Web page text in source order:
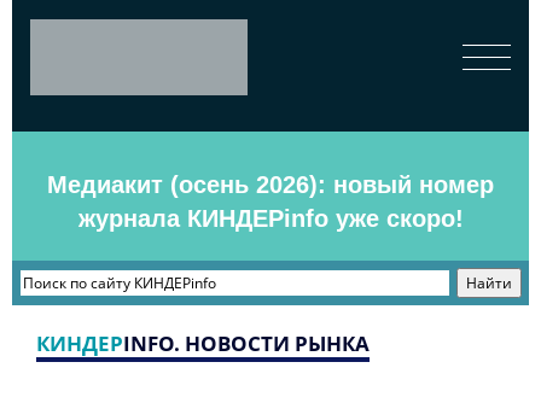
Медиакит (осень 2026): новый номер
журнала КИНДЕРinfo уже скоро!
КИНДЕРINFO. НОВОСТИ РЫНКА